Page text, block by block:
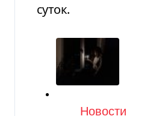
суток.
Категория
Новости